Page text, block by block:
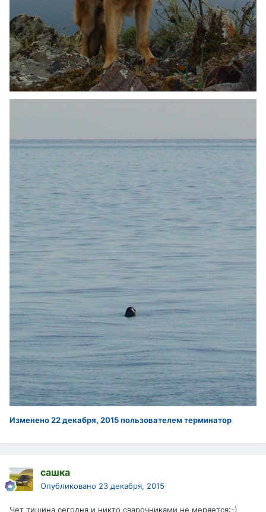
Изменено22 декабря, 2015пользователем терминатор
сашка
Опубликовано 23 декабря, 2015
Чет тишина сегодня,и никто сварочниками не меряется:-)